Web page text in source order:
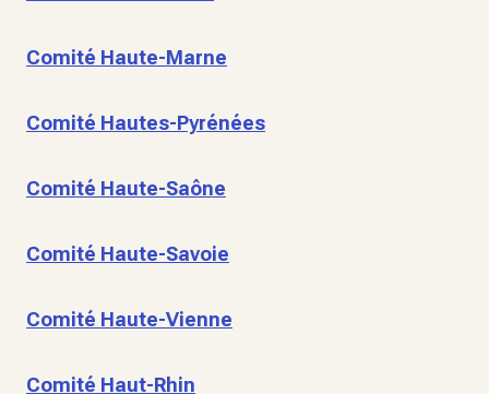
Comité Haute-Marne
Comité Hautes-Pyrénées
Comité Haute-Saône
Comité Haute-Savoie
Comité Haute-Vienne
Comité Haut-Rhin